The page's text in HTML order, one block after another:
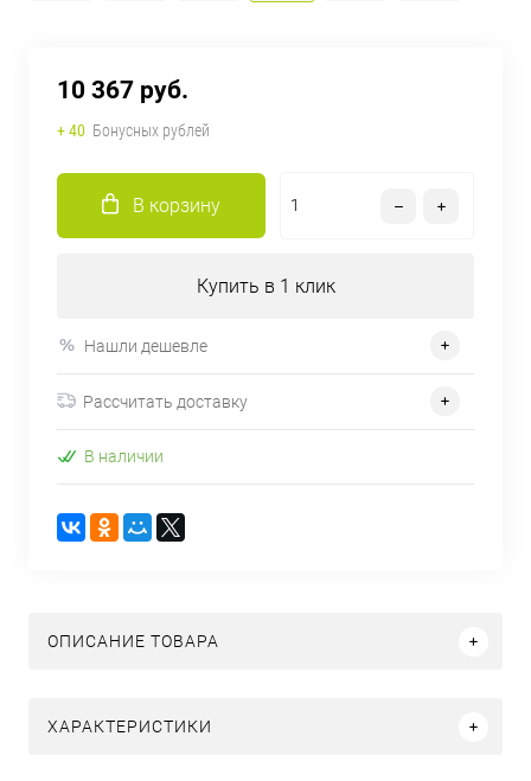
10 367 руб.
+ 40 Бонусных рублей
В корзину
Купить в 1 клик
Нашли дешевле
Рассчитать доставку
В наличии
ОПИСАНИЕ ТОВАРА
ХАРАКТЕРИСТИКИ